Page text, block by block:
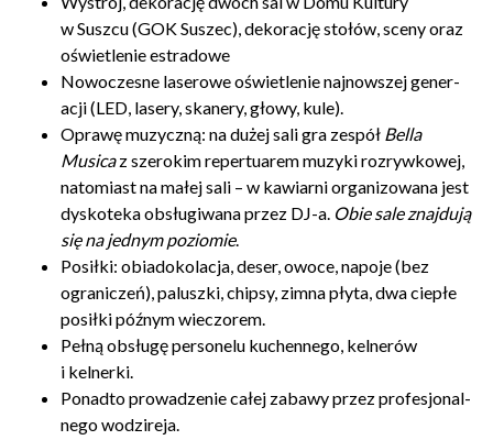
w Suszcu (GOKSuszec), deko­rację stołów, sceny oraz
oświ­etle­nie estradowe
Nowoczesne laserowe oświ­etle­nie najnowszej gen­er­
acji (LED, lasery, skan­ery, głowy, kule).
Oprawę muzy­czną: na dużej sali gra zespół Bella
Musicaz sze­rokim reper­tu­arem muzyki rozry­wkowej,
nato­mi­ast na małej sali – w kaw­iarni orga­ni­zowana jest
dyskoteka obsługi­wana przez DJ-​a. Obie sale zna­j­dują
się na jed­nym poziomie.
Posiłki: obi­adoko­lacja, deser, owoce, napoje (bez
ograniczeń), paluszki, chipsy, zimna płyta, dwa ciepłe
posiłki późnym wieczorem.
Pełną obsługę per­son­elu kuchen­nego, kel­nerów
i kelnerki.
Pon­adto prowadze­nie całej zabawy przez pro­fesjon­al­
nego wodzireja.